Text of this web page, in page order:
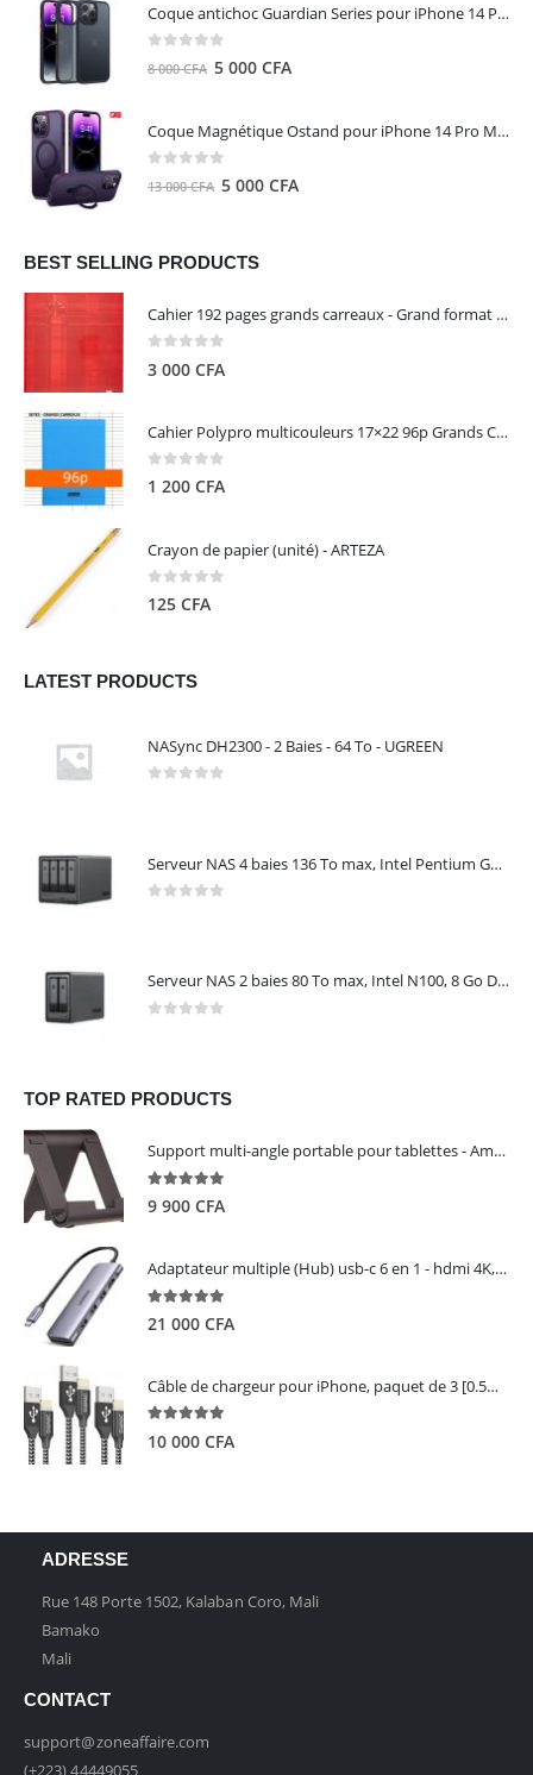
était :
12
500 CFA.
est :
Coque antichoc Guardian Series pour iPhone 14 Pro Max - TORRAS
out of 5
8 000CFA Le
était :
8
000 CFA.
5 000 CFA
est :
000 CFA.
Coque Magnétique Ostand pour iPhone 14 Pro Max - Violet Foncé - TORRAS
13 000CFA Le
était :
000 CFA.
5 000 CFA
000 CFA.
BEST SELLING PRODUCTS
Cahier 192 pages grands carreaux - Grand format - Brochure dos toilé - 24x32 cm - Papier blanc 90 g - Couverture carte pelliculée couleur aléatoire - Clairefontaine
3 000 CFA
Cahier Polypro multicouleurs 17×22 96p Grands Carreaux Séyès 90g - CALLIGRAPHE
0 out of 5
1 200 CFA
Crayon de papier (unité) - ARTEZA
0 out of 5
125 CFA
LATEST PRODUCTS
NASync DH2300 - 2 Baies - 64 To - UGREEN
Serveur NAS 4 baies 136 To max, Intel Pentium Gold 8505, 8 Go DDR5, 10 GbE + 2,5 GbE, sans disques – NASync DXP4800 Plus UGREEN 35260
Serveur NAS 2 baies 80 To max, Intel N100, 8 Go DDR5, 2,5 GbE, sans disques – NASync DXP2800 UGREEN 25242
TOP RATED PRODUCTS
Support multi-angle portable pour tablettes - Amazon Basics
5.00out of 5
9 900 CFA
Adaptateur multiple (Hub) usb-c 6 en 1 - hdmi 4K, 3 ports USB 3.0 et lecteur de carte sd tf - UGREEN
21 000 CFA
Câble de chargeur pour iPhone, paquet de 3 [0.5M 1M 2M] - GIANAC
10 000 CFA
ADRESSE
Rue 148 Porte 1502, Kalaban Coro, Mali
Bamako
Mali
CONTACT
support@zoneaffaire.com
(+223) 44449055